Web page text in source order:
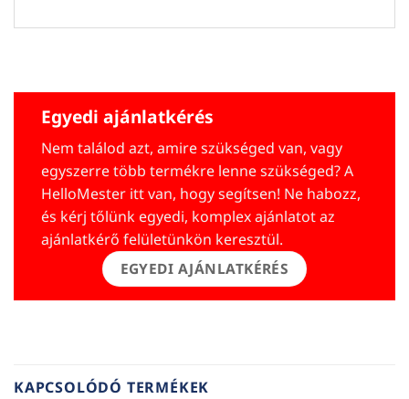
Egyedi ajánlatkérés
Nem találod azt, amire szükséged van, vagy
egyszerre több termékre lenne szükséged? A
HelloMester itt van, hogy segítsen! Ne habozz,
és kérj tőlünk egyedi, komplex ajánlatot az
ajánlatkérő felületünkön keresztül.
EGYEDI AJÁNLATKÉRÉS
KAPCSOLÓDÓ TERMÉKEK